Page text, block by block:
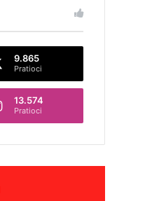
9.865
Pratioci
13.574
Pratioci